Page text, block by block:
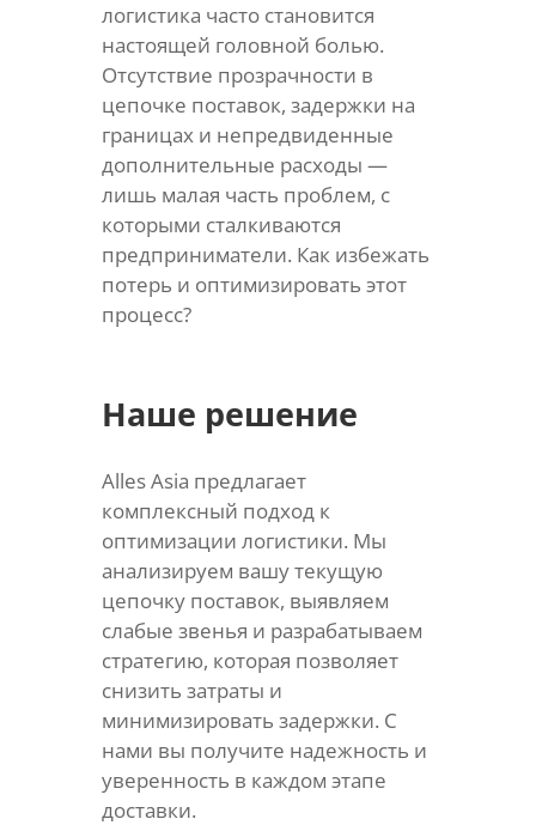
логистика часто становится
настоящей головной болью.
Отсутствие прозрачности в
цепочке поставок, задержки на
границах и непредвиденные
дополнительные расходы —
лишь малая часть проблем, с
которыми сталкиваются
предприниматели. Как избежать
потерь и оптимизировать этот
процесс?
Наше решение
Alles Asia предлагает
комплексный подход к
оптимизации логистики. Мы
анализируем вашу текущую
цепочку поставок, выявляем
слабые звенья и разрабатываем
стратегию, которая позволяет
снизить затраты и
минимизировать задержки. С
нами вы получите надежность и
уверенность в каждом этапе
доставки.